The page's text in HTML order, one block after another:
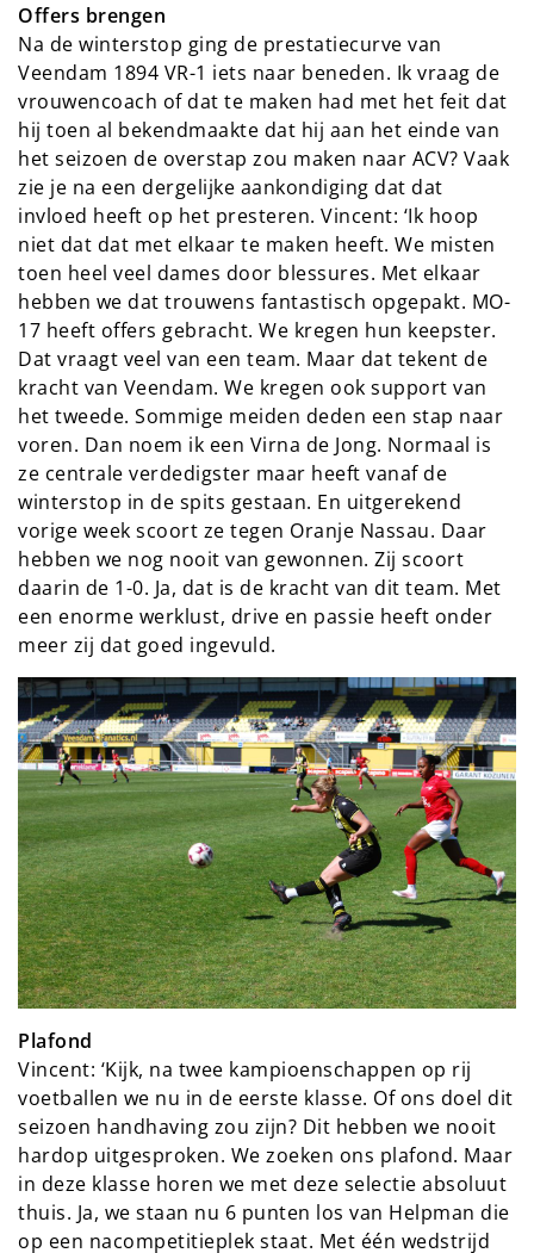
Offers brengen
Na de winterstop ging de prestatiecurve van
Veendam 1894 VR-1 iets naar beneden. Ik vraag de
vrouwencoach of dat te maken had met het feit dat
hij toen al bekendmaakte dat hij aan het einde van
het seizoen de overstap zou maken naar ACV? Vaak
zie je na een dergelijke aankondiging dat dat
invloed heeft op het presteren. Vincent: ‘Ik hoop
niet dat dat met elkaar te maken heeft. We misten
toen heel veel dames door blessures. Met elkaar
hebben we dat trouwens fantastisch opgepakt. MO-
17 heeft offers gebracht. We kregen hun keepster.
Dat vraagt veel van een team. Maar dat tekent de
kracht van Veendam. We kregen ook support van
het tweede. Sommige meiden deden een stap naar
voren. Dan noem ik een Virna de Jong. Normaal is
ze centrale verdedigster maar heeft vanaf de
winterstop in de spits gestaan. En uitgerekend
vorige week scoort ze tegen Oranje Nassau. Daar
hebben we nog nooit van gewonnen. Zij scoort
daarin de 1-0. Ja, dat is de kracht van dit team. Met
een enorme werklust, drive en passie heeft onder
meer zij dat goed ingevuld.
Plafond
Vincent: ‘Kijk, na twee kampioenschappen op rij
voetballen we nu in de eerste klasse. Of ons doel dit
seizoen handhaving zou zijn? Dit hebben we nooit
hardop uitgesproken. We zoeken ons plafond. Maar
in deze klasse horen we met deze selectie absoluut
thuis. Ja, we staan nu 6 punten los van Helpman die
op een nacompetitieplek staat. Met één wedstrijd